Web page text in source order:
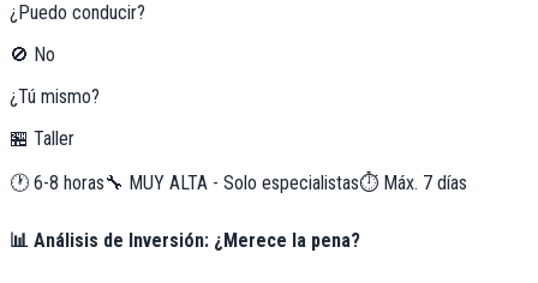
¿Puedo conducir?
🚫 No
¿Tú mismo?
🏪 Taller
🕐 6-8 horas🔧 MUY ALTA - Solo especialistas⏱️ Máx. 7 días
📊 Análisis de Inversión: ¿Merece la pena?